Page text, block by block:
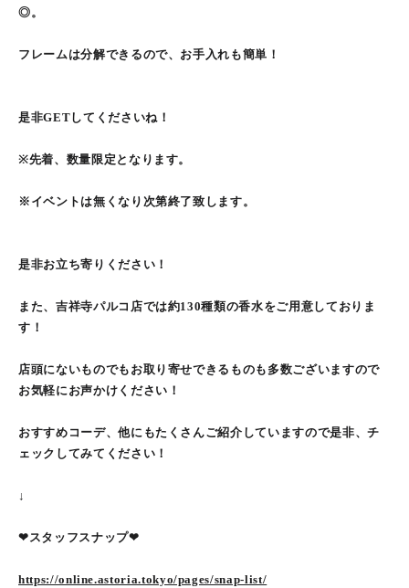
◎。
フレームは分解できるので、お手入れも簡単！
是非GETしてくださいね！
※先着、数量限定となります。
※イベントは無くなり次第終了致します。
是非お立ち寄りください！
また、吉祥寺パルコ店では約130種類の香水をご用意しておりま
す！
店頭にないものでもお取り寄せできるものも多数ございますので
お気軽にお声かけください！
おすすめコーデ、他にもたくさんご紹介していますので是非、チ
ェックしてみてください！
↓
❤︎スタッフスナップ❤︎
https://online.astoria.tokyo/pages/snap-list/